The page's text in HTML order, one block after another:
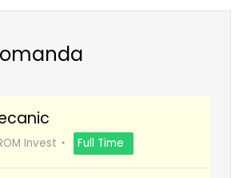
Invest Full Time